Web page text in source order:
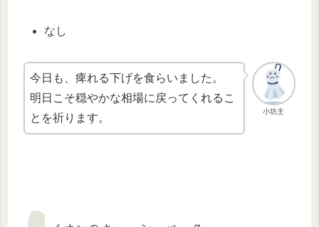
なし
小坊主
今日も、痺れる下げを食らいました。
明日こそ穏やかな相場に戻ってくれるこ
とを祈ります。